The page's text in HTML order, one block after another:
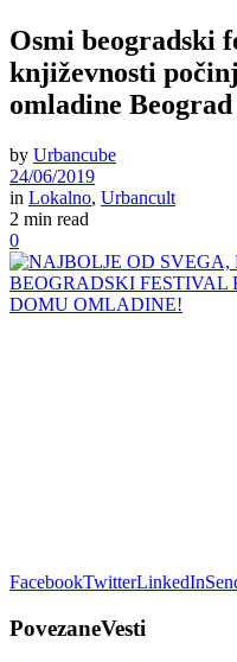
Osmi beogradski
književnosti
omladine Beograd
by Urbancube
24/06/2019
in Lokalno, Urbancult
2 min read
0
FacebookTwitterLinkedIn
PovezaneVesti